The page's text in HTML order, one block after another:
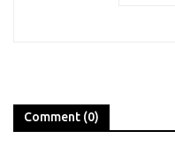
Comment (0)